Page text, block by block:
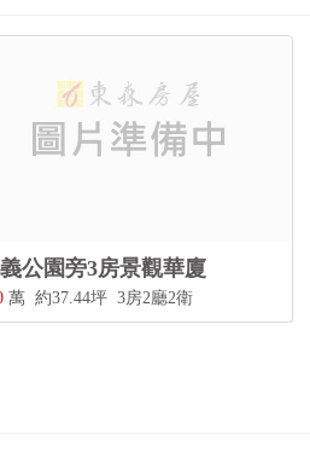
東區嘉工旁3房華廈
888 萬 約36.4坪 3房2